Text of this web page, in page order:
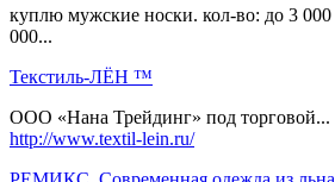
куплю мужские носки. кол-во: до 3 000
000...
Текстиль-ЛЁН ™
ООО «Нана Трейдинг» под торговой...
http://www.textil-lein.ru/